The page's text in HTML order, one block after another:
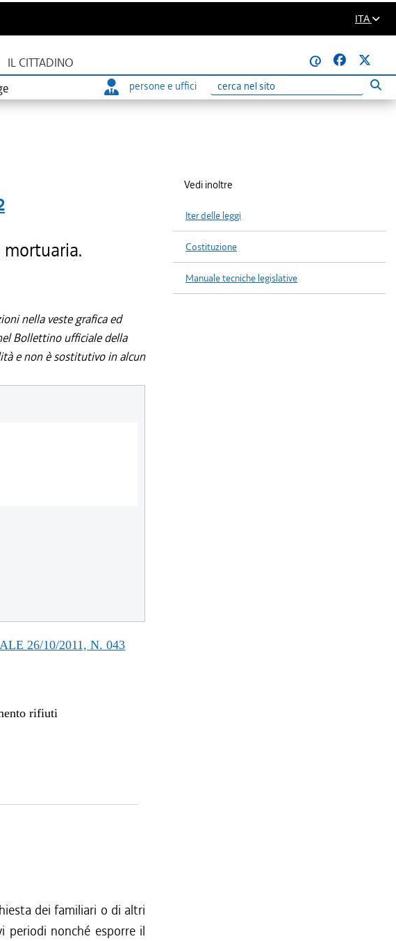
ITA
IL CITTADINO
@
persone e uffici
Ricerca
nella veste grafica ed
Bollettino ufficiale della
e non è sostitutivo in alcun
26/10/2011, N. 043
rifiuti
dei familiari o di altri
periodi nonché esporre il
Vedi inoltre
Iter delle leggi
Costituzione
Manuale tecniche legislative